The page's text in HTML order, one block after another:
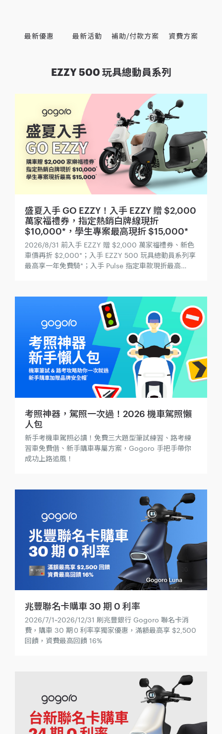
最新優惠 最新活動 補助/付款方案 資費方案
EZZY 500 玩具總動員系列
盛夏入手 GO EZZY！入手 EZZY 贈 $2,000
萬家福禮券，指定熱銷白牌線現折
$10,000*，學生專案最高現折 $15,000*
2026/8/31 前入手 EZZY 贈 $2,000 萬家福禮券、新色
車價再折 $2,000*；入手 EZZY 500 玩具總動員系列享
最高享一年免費騎*；入手 Pulse 指定車款現折最高
考照神器，駕照一次過！2026 機車駕照懶
人包
新手考機車駕照必讀！免費三大題型筆試練習、路考練
習車免費借、新手購車專屬方案，Gogoro 手把手帶你
成功上路追風！
兆豐聯名卡購車 30 期 0 利率
2026/7/1~2026/12/31 刷兆豐銀行 Gogoro 聯名卡消
費，購車 30 期０利率享獨家優惠，滿額最高享 $2,500
回饋，資費最高回饋 16%